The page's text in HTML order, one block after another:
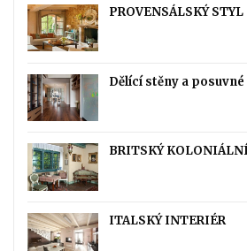
PROVENSÁLSKÝ STYL
Dělící stěny a
BRITSKÝ
ITALSKÝ INTERIÉR